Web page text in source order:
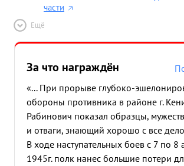
части
Ещё
За что награждён
«... При прорыве глубоко-
обороны противника в районе г.
Рабинович показал образцы,
и отваги, знающий хорошо с все
В ходе наступательных боев с 7 по 8
1945г. полк нанес большие потери